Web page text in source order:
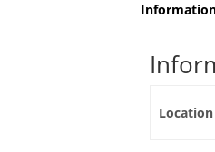
Location